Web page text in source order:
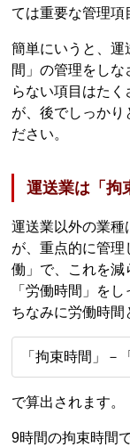
ては重要な管理項
簡単にいうと、運
間」の管理をし
らない項目はた
が、後でしっかり
ださい。
運送業は「拘
運送業以外の業種
が、重点的に管理
働」で、これを減
「労働時間」を
ちなみに労働時間
「拘束時間」－
で算出されます。
9時間の拘束時間